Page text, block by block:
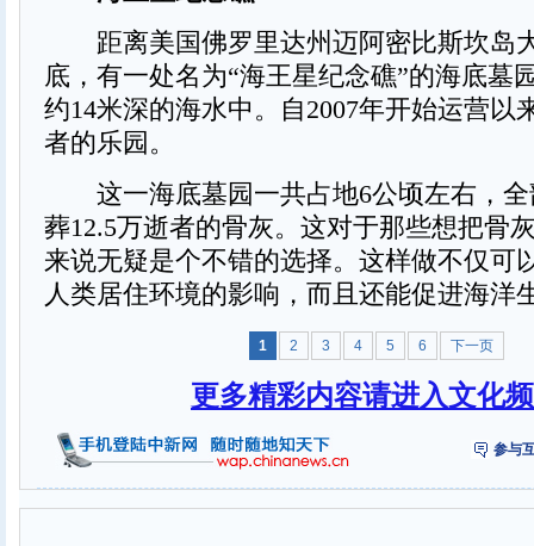
距离美国佛罗里达州迈阿密比斯坎岛
底，有一处名为“海王星纪念礁”的海底墓
约14米深的海水中。自2007年开始运营以
者的乐园。
这一海底墓园一共占地6公顷左右，全
葬12.5万逝者的骨灰。这对于那些想把骨
来说无疑是个不错的选择。这样做不仅可
人类居住环境的影响，而且还能促进海洋
1 2 3 4 5 6 下一页
更多精彩内容请进入文化
参与